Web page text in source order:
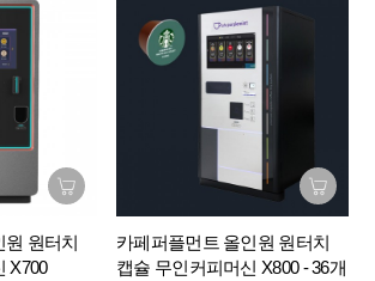
원 원터치
X700
카페퍼플먼트 올인원 원터치
캡슐 무인커피머신 X800 - 36개